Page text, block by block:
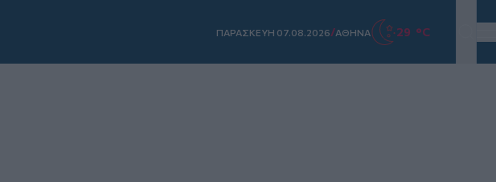
ΠΑΡΑΣΚΕΥΗ 07.08.2026/ΑΘΗΝΑ 29 °C